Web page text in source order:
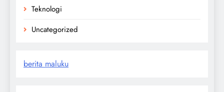
Teknologi
Uncategorized
berita maluku